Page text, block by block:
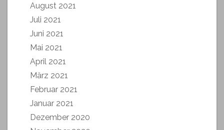
August 2021
Juli 2021
Juni 2021
Mai 2021
April 2021
März 2021
Februar 2021
Januar 2021
Dezember 2020